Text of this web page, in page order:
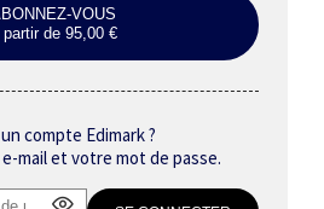
VOUS
partir de 95,00 €
compte Edimark ?
mail et votre mot de passe.